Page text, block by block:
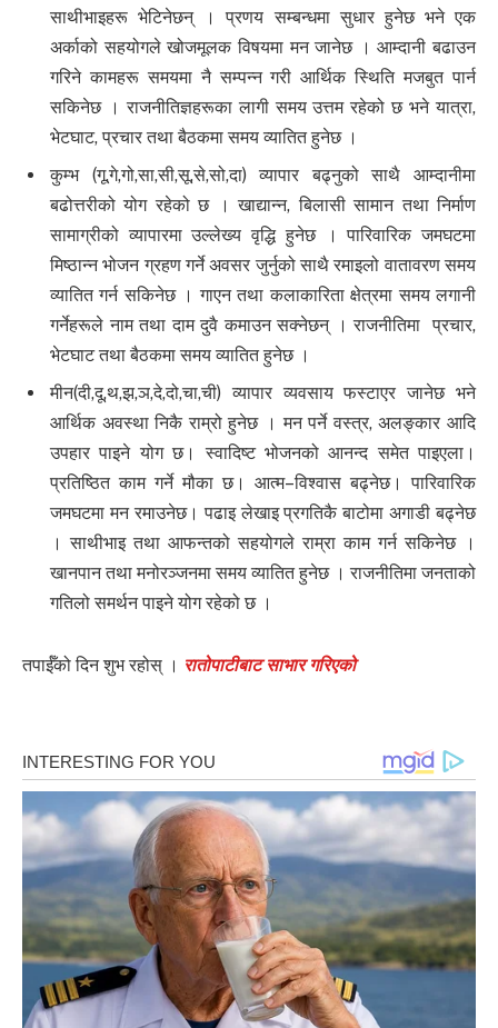
साथीभाइहरू भेटिनेछन् । प्रणय सम्बन्धमा सुधार हुनेछ भने एक
अर्काको सहयोगले खोजमूलक विषयमा मन जानेछ । आम्दानी बढाउन
गरिने कामहरू समयमा नै सम्पन्न गरी आर्थिक स्थिति मजबुत पार्न
सकिनेछ । राजनीतिज्ञहरूका लागी समय उत्तम रहेको छ भने यात्रा,
भेटघाट, प्रचार तथा बैठकमा समय व्यातित हुनेछ ।
कुम्भ (गू,गे,गो,सा,सी,सू,से,सो,दा) व्यापार बढ्नुको साथै आम्दानीमा
बढोत्तरीको योग रहेको छ । खाद्यान्न, बिलासी सामान तथा निर्माण
सामाग्रीको व्यापारमा उल्लेख्य वृद्धि हुनेछ । पारिवारिक जमघटमा
मिष्ठान्न भोजन ग्रहण गर्ने अवसर जुर्नुको साथै रमाइलो वातावरण समय
व्यातित गर्न सकिनेछ । गाएन तथा कलाकारिता क्षेत्रमा समय लगानी
गर्नेहरूले नाम तथा दाम दुवै कमाउन सक्नेछन् । राजनीतिमा प्रचार,
भेटघाट तथा बैठकमा समय व्यातित हुनेछ ।
मीन(दी,दू,थ,झ,ञ,दे,दो,चा,ची) व्यापार व्यवसाय फस्टाएर जानेछ भने
आर्थिक अवस्था निकै राम्रो हुनेछ । मन पर्ने वस्त्र, अलङ्कार आदि
उपहार पाइने योग छ। स्वादिष्ट भोजनको आनन्द समेत पाइएला।
प्रतिष्ठित काम गर्ने मौका छ। आत्म–विश्वास बढ्नेछ। पारिवारिक
जमघटमा मन रमाउनेछ। पढाइ लेखाइ प्रगतिकै बाटोमा अगाडी बढ्नेछ
। साथीभाइ तथा आफन्तको सहयोगले राम्रा काम गर्न सकिनेछ ।
खानपान तथा मनोरञ्जनमा समय व्यातित हुनेछ । राजनीतिमा जनताको
गतिलो समर्थन पाइने योग रहेको छ ।
तपाईँको दिन शुभ रहोस् । रातोपाटीबाट साभार गरिएको